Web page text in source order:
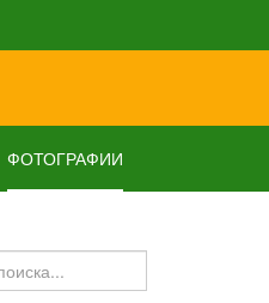
ФОТОГРАФИИ